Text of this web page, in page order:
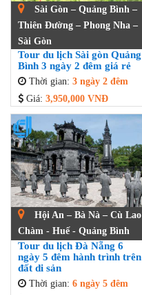
Sài Gòn – Quảng Bình –
Thiên Đường – Phong Nha –
Sài Gòn
Tour du lịch Sài gòn Quảng
Bình 3 ngày 2 đêm giá rẻ
Thời gian: 3 ngày 2 đêm
Giá: 3,950,000 VNĐ
Hội An – Bà Nà – Cù Lao
Chàm - Huế - Quảng Bình
Tour du lịch Đà Nẵng 6
ngày 5 đêm hành trình trên
đất di sản
Thời gian: 6 ngày 5 đêm